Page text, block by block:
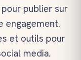
publier sur
engagement.
et outils pour
media.